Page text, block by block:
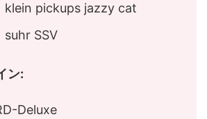
pickups jazzy cat
SSV
ン:
Deluxe